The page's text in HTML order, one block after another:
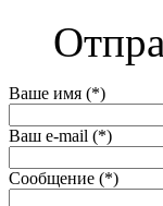
Ваше имя (*)
Ваш e-mail (*)
Сообщение (*)